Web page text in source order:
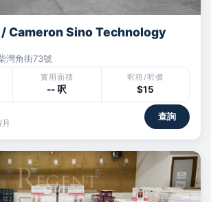
/ Cameron Sino Technology
灣角街73號
實用面積
-- 呎
呎租/呎價
$15
/月
查詢